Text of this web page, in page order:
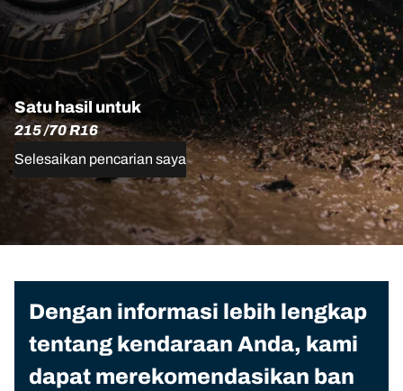
Satu hasil untuk
215 /70 R16
Selesaikan pencarian saya
Dengan informasi lebih lengkap
tentang kendaraan Anda, kami
dapat merekomendasikan ban